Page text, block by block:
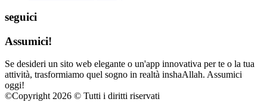
seguici
Assumici!
Se desideri un sito web elegante o un'app innovativa per te o la tua
attività, trasformiamo quel sogno in realtà inshaAllah. Assumici
oggi!
©Copyright 2026 © Tutti i diritti riservati